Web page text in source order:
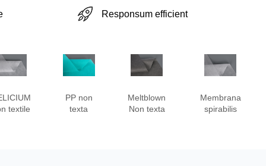
Responsum efficient
textile
PP non
texta
Meltblown
Non texta
Membrana
spirabilis